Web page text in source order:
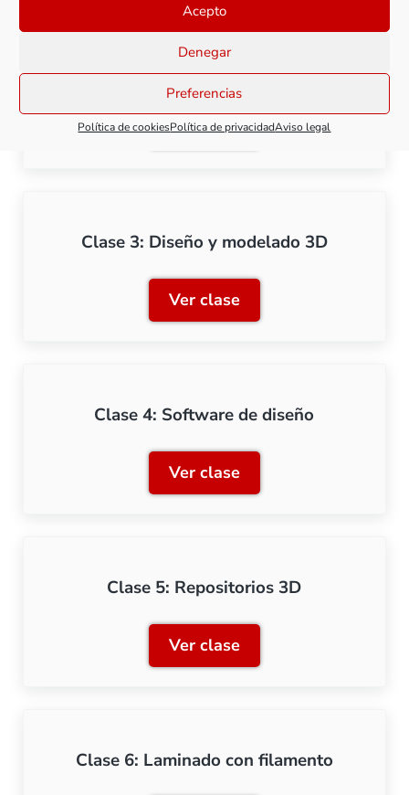
Acepto
Denegar
Preferencias
Política de cookiesPolítica de privacidadAviso legal
Clase 2: Elección de materiales
Ver claseClase 2: Elección de
Clase 3: Diseño y modelado 3D
Ver claseClase 3: Diseño y
Clase 4: Software de diseño
Ver claseClase 4: Software de
Clase 5: Repositorios 3D
Ver claseClase 5: Repositorios 3D
Clase 6: Laminado con filamento